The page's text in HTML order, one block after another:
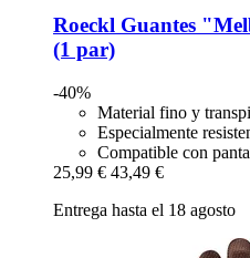
Roeckl Guantes
(1 par)
-40%
Material fino y
Especialmente
Compatible con
25,99 € 43,49 €
Entrega hasta el 18 agosto